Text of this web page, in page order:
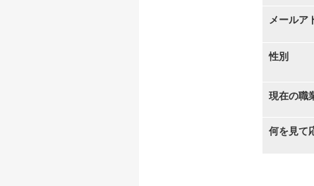
メールア
性別
現在の職
何を見て